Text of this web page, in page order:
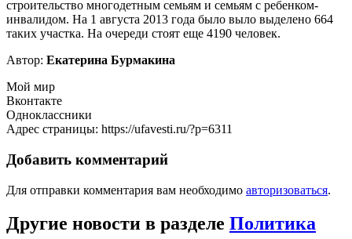
строительство многодетным семьям и семьям с ребенком-
инвалидом. На 1 августа 2013 года было выло выделено 664
таких участка. На очереди стоят еще 4190 человек.
Автор: Екатерина Бурмакина
Мой мир
Вконтакте
Одноклассники
Адрес страницы: https://ufavesti.ru/?p=6311
Добавить комментарий
Для отправки комментария вам необходимо авторизоваться.
Другие новости в разделе Политика